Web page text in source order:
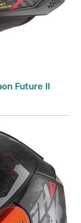
Future II